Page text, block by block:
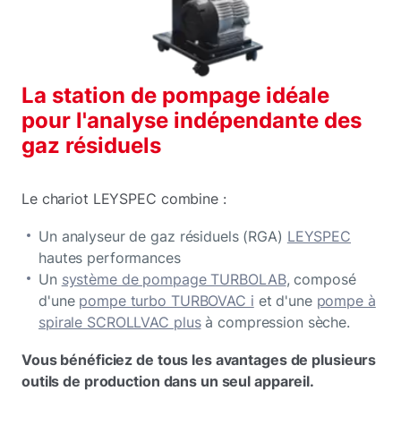
La station de pompage idéale
pour l'analyse indépendante des
gaz résiduels
Le chariot LEYSPEC combine :
Un analyseur de gaz résiduels (RGA) LEYSPEC
hautes performances
Un système de pompage TURBOLAB, composé
d'une pompe turbo TURBOVAC i et d'une pompe à
spirale SCROLLVAC plusà compression sèche.
Vous bénéficiez de tous les avantages de plusieurs
outils de production dans un seul appareil.